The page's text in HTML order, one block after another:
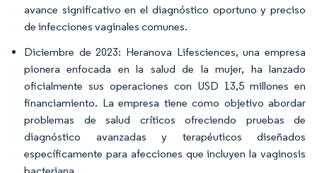
avance significativo en el diagnóstico oportuno y preciso
de infecciones vaginales comunes.
Diciembre de 2023: Heranova Lifesciences, una empresa
pionera enfocada en la salud de la mujer, ha lanzado
oficialmente sus operaciones con USD 13,5 millones en
financiamiento. La empresa tiene como objetivo abordar
problemas de salud críticos ofreciendo pruebas de
diagnóstico avanzadas y terapéuticos diseñados
específicamente para afecciones que incluyen la vaginosis